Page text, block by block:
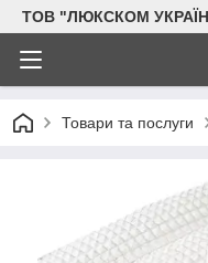
ТОВ "ЛЮКСКОМ
Товари та послуги